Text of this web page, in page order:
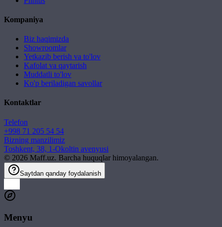
Kompaniya
Biz haqimizda
Showroomlar
Yetkazib berish va to'lov
Kafolat va qaytarish
Muddatli to'lov
Ko'p beriladigan savollar
Kontaktlar
Telefon
+998 71 205 54 54
Bizning manzilimiz
Toshkent, 38, 1-Okoltin avenyusi
© 2026 Maff.uz. Barcha huquqlar himoyalangan.
Saytdan qanday foydalanish
Menyu